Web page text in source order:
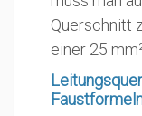
Querschnitt
einer 25